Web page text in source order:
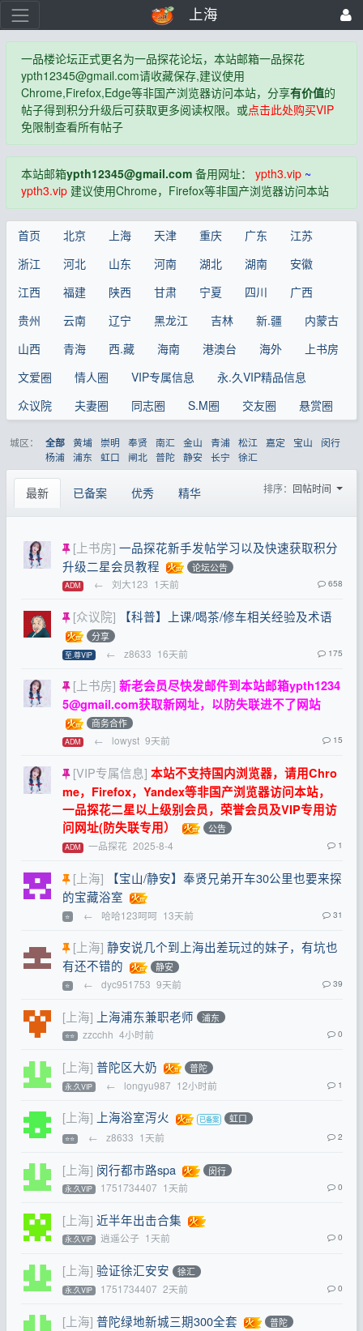
上海
一品楼论坛正式更名为一品探花论坛，本站邮箱一品探花
ypth12345@gmail.com请收藏保存,建议使用
Chrome,Firefox,Edge等非国产浏览器访问本站，分享有价值的
帖子得到积分升级后可获取更多阅读权限。或点击此处购买VIP
免限制查看所有帖子
本站邮箱ypth12345@gmail.com备用网址： ypth3.vip~
ypth3.vip建议使用Chrome，Firefox等非国产浏览器访问本站
首页 北京 上海 天津 重庆 广东
江苏
浙江
河北 山东 河南 湖北 湖南
安徽
江西
福建 陕西 甘肃 宁夏 四川
广西
贵州
云南 辽宁 黑龙江 吉林 新.疆
内蒙古
山西
青海 西.藏 海南 港澳台 海外
上书房
文爱圈
情人圈 VIP专属信息
永.久VIP精品信息
众议院
夫妻圈 同志圈 S.M圈 交友圈 悬赏圈
城区： 全部 黄埔 崇明 奉贤 南汇 金山 青浦 松江 嘉定 宝山
闵行
杨浦 浦东 虹口 闸北 普陀 静安 长宁 徐汇
最新 已备案 优秀 精华 排序： 回帖时间
[上书房] 一品探花新手发帖学习以及快速获取积分
升级二星会员教程
论坛公告
ADM ← 刘大123 1天前 658
[众议院] 【科普】上课/喝茶/修车相关经验及术语
分享
至.尊VIP ← z8633 16天前 175
[上书房] 新老会员尽快发邮件到本站邮箱ypth1234
5@gmail.com获取新网址，以防失联进不了网站
商务合作
ADM ← lowyst 9天前 15
[VIP专属信息] 本站不支持国内浏览器，请用Chro
me，Firefox，Yandex等非国产浏览器访问本站，
一品探花二星以上级别会员，荣誉会员及VIP专用访
问网址(防失联专用）
公告
ADM 一品探花 2025-8-4 1
[上海]
【宝山/静安】奉贤兄弟开车30公里也要来探
的宝藏浴室
⭐ ← 哈哈123呵呵 13天前 31
[上海] 静安说几个到上海出差玩过的妹子，有坑也
有还不错的
静安
⭐ ← dyc951753 9天前 39
[上海] 上海浦东兼职老师 浦东
⭐⭐ zzcchh 4小时前 0
[上海] 普陀区大奶 普陀
永.久VIP ← longyu987 12小时前 1
[上海] 上海浴室泻火 虹口
⭐⭐ ← z8633 1天前 2
[上海] 闵行都市路spa 闵行
永.久VIP 1751734407 1天前 0
[上海] 近半年出击合集
永.久VIP 逍遥公子 1天前 0
[上海] 验证徐汇安安 徐汇
永.久VIP 1751734407 2天前 0
[上海] 普陀绿地新城三期300全套 普陀